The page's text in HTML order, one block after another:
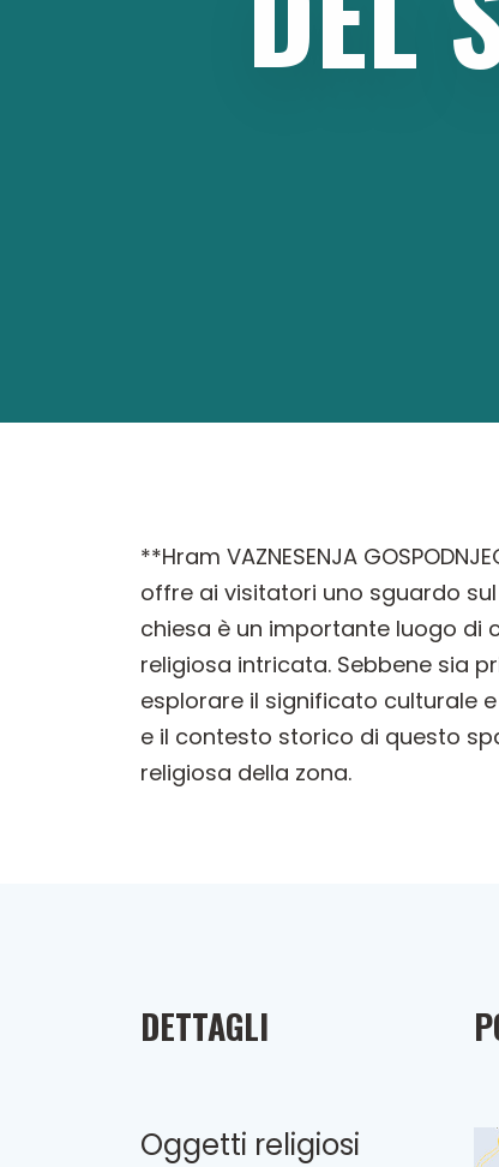
**Hram VAZNESENJA
offre ai visitatori uno sguardo
chiesa è un importante luogo di
religiosa intricata. Sebbene sia
esplorare il significato culturale
e il contesto storico di questo
religiosa della zona.
DETTAGLI
Oggetti religiosi